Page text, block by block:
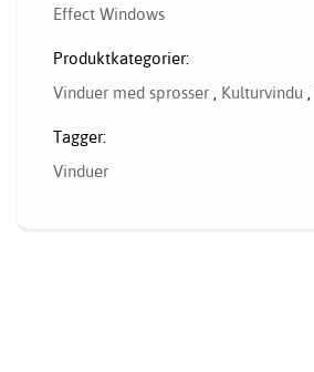
Effect Windows
Produktkategorier:
Vinduer med sprosser , Kulturvindu ,
Tagger:
Vinduer